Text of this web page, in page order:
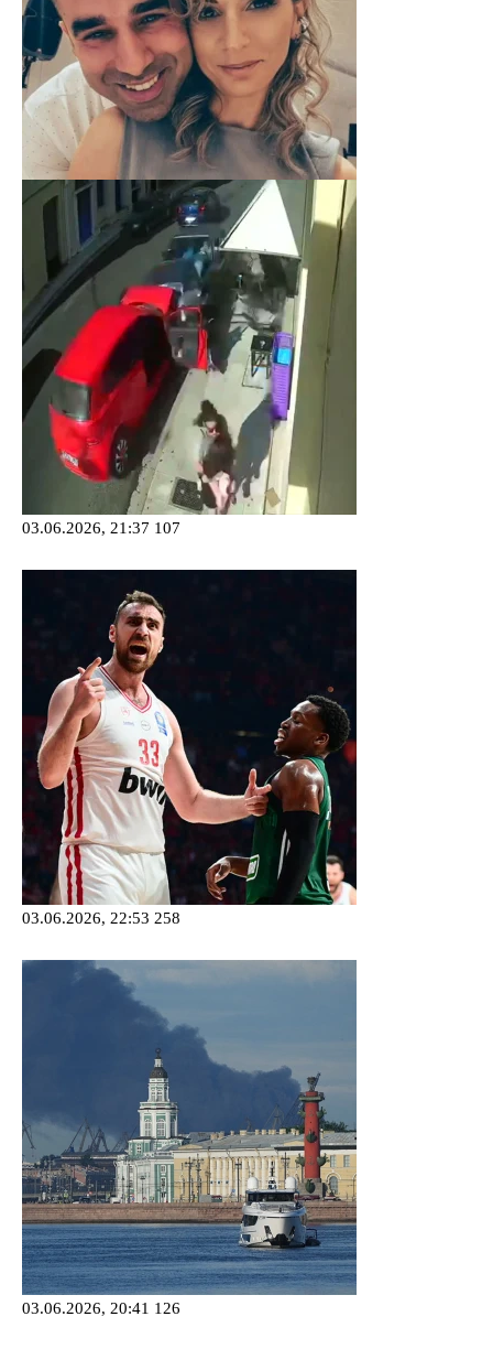
03.06.2026, 21:37 107
03.06.2026, 22:53 258
03.06.2026, 20:41 126